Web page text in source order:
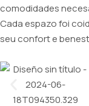
comodidades
Cada espazo foi
seu confort e